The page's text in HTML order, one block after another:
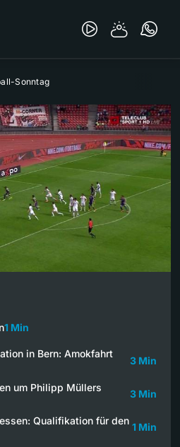
Sonntag
1 Min
in Bern: Amokfahrt
3 Min
um Philipp Müllers
3 Min
Qualifikation für den
1 Min